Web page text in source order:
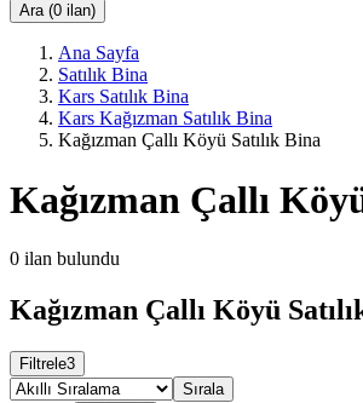
Ara (0 ilan)
Ana Sayfa
Satılık Bina
Kars Satılık Bina
Kars Kağızman Satılık Bina
Kağızman Çallı Köyü Satılık Bina
Kağızman Çallı
0 ilan bulundu
Kağızman Çallı Köyü
Filtrele3
Sırala